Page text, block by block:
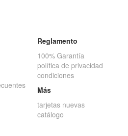
Reglamento
100% Garantía
política de privacidad
condiciones
Más
tarjetas nuevas
catálogo